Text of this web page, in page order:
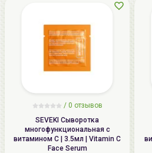
/ 0 отзывов
SEVEKI Сыворотка
многофункциональная с
витамином С | 3.5мл | Vitamin C
Face Serum